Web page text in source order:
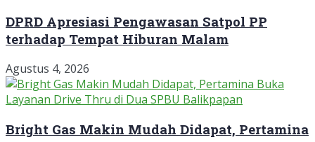
DPRD Apresiasi Pengawasan Satpol PP
terhadap Tempat Hiburan Malam
Agustus 4, 2026
Bright Gas Makin Mudah Didapat, Pertamina